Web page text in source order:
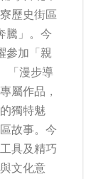
歷史街區
騰」。今
參加「親
「漫步導
屬作品，
獨特魅
故事。今
具及精巧
文化意